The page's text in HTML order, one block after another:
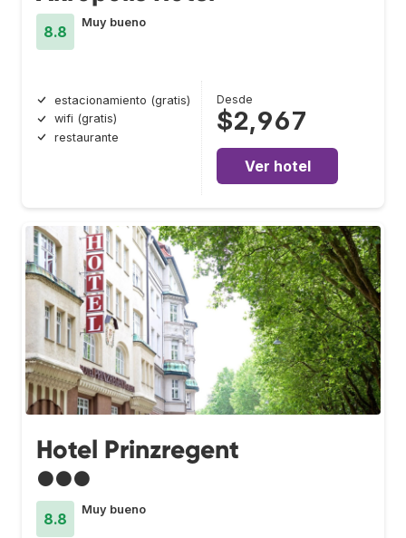
8.8
Muy bueno
estacionamiento (gratis)
wifi (gratis)
restaurante
Desde
$2,967
Ver hotel
Hotel Prinzregent
●●●
8.8
Muy bueno